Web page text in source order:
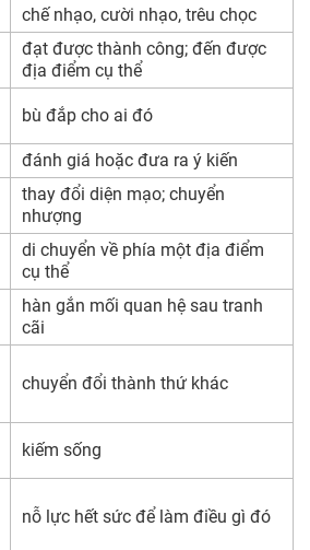
chế nhạo, cười nhạo, trêu chọc
đạt được thành công; đến được
địa điểm cụ thể
bù đắp cho ai đó
đánh giá hoặc đưa ra ý kiến
thay đổi diện mạo; chuyển
nhượng
di chuyển về phía một địa điểm
cụ thể
hàn gắn mối quan hệ sau tranh
cãi
chuyển đổi thành thứ khác
kiếm sống
nỗ lực hết sức để làm điều gì đó